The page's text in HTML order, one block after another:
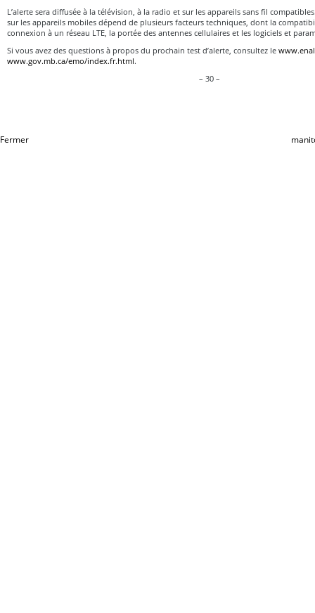
L’alerte sera diffusée à la télévision, à la radio et sur les appareils sans fil
sur les appareils mobiles dépend de plusieurs facteurs techniques, dont la
connexion à un réseau LTE, la portée des antennes cellulaires et les logiciels et
Si vous avez des questions à propos du prochain test d’alerte, consultez le
www.gov.mb.ca/emo/index.fr.html.
– 30 –
Fermer